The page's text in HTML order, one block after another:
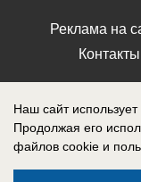
Реклама на
Контакты
Запись о
технологий и
Наш сайт использует
Продолжая его
файлов cookie и